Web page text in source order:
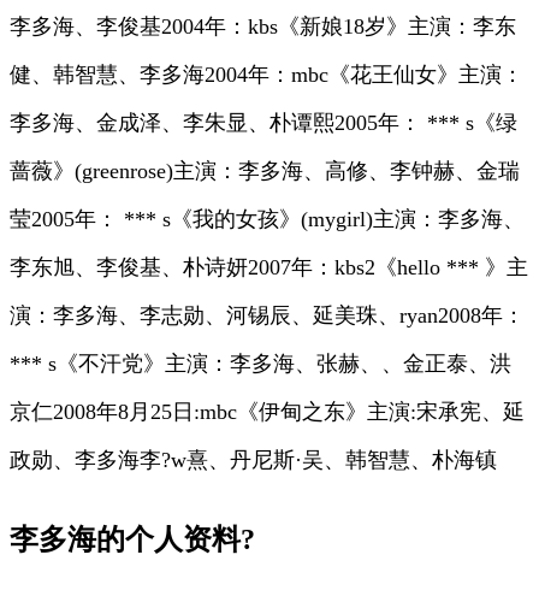
李多海、李俊基2004年：kbs《新娘18岁》主演：李东
健、韩智慧、李多海2004年：mbc《花王仙女》主演：
李多海、金成泽、李朱显、朴谭熙2005年： *** s《绿
蔷薇》(greenrose)主演：李多海、高修、李钟赫、金瑞
莹2005年： *** s《我的女孩》(mygirl)主演：李多海、
李东旭、李俊基、朴诗妍2007年：kbs2《hello *** 》主
演：李多海、李志勋、河锡辰、延美珠、ryan2008年：
*** s《不汗党》主演：李多海、张赫、、金正泰、洪
京仁2008年8月25日:mbc《伊甸之东》主演:宋承宪、延
政勋、李多海李?w熹、丹尼斯·吴、韩智慧、朴海镇
李多海的个人资料?